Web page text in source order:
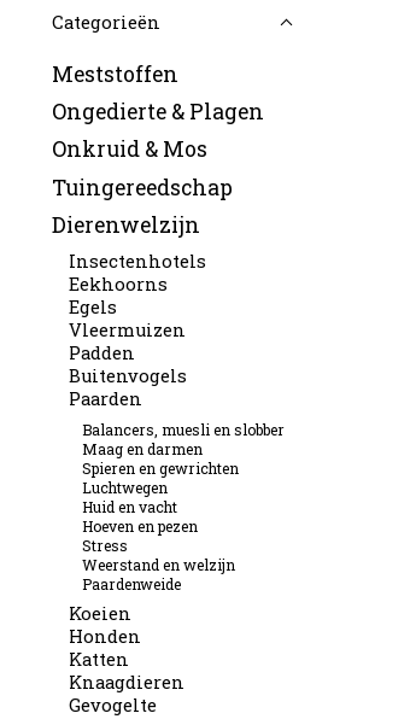
Categorieën
Meststoffen
Ongedierte & Plagen
Onkruid & Mos
Tuingereedschap
Dierenwelzijn
Insectenhotels
Eekhoorns
Egels
Vleermuizen
Padden
Buitenvogels
Paarden
Balancers, muesli en slobber
Maag en darmen
Spieren en gewrichten
Luchtwegen
Huid en vacht
Hoeven en pezen
Stress
Weerstand en welzijn
Paardenweide
Koeien
Honden
Katten
Knaagdieren
Gevogelte